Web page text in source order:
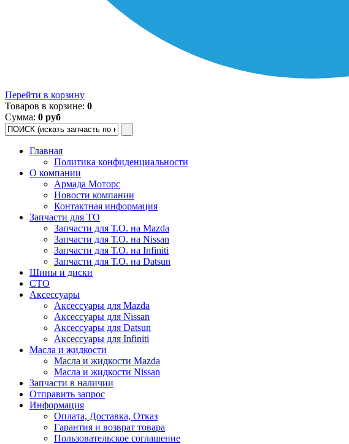
Перейти в корзину
Товаров в корзине: 0
Сумма: 0 руб
Главная
Политика конфиденциальности
О компании
Армада Моторс
Новости компании
Контактная информация
Запчасти для ТО
Запчасти для Т.О. на Mazda
Запчасти для Т.О. на Nissan
Запчасти для Т.О. на Infiniti
Запчасти для Т.О. на Datsun
Шины и диски
СТО
Аксессуары
Аксессуары для Mazda
Аксессуары для Nissan
Аксессуары для Datsun
Аксессуары для Infiniti
Масла и жидкости
Масла и жидкости Mazda
Масла и жидкости Nissan
Запчасти в наличии
Отправить запрос
Информация
Оплата, Доставка, Отказ
Гарантия и возврат товара
Пользовательское соглашение